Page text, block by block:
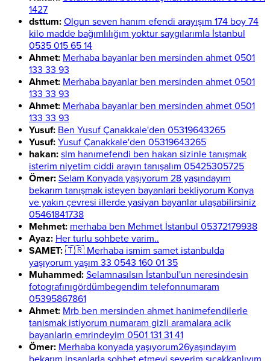
1427
dsttum: Olgun seven hanım efendi arayışım 174 boy 74
kilo madde bağımlılığım yoktur saygılarımla İstanbul
0535 015 65 14
Ahmet: Merhaba bayanlar ben mersinden ahmet 0501
133 33 93
Ahmet: Merhaba bayanlar ben mersinden ahmet 0501
133 33 93
Ahmet: Merhaba bayanlar ben mersinden ahmet 0501
133 33 93
Yusuf: Ben Yusuf Çanakkale'den 05319643265
Yusuf: Yusuf Çanakkale'den 05319643265
hakan: slm hanımefendi ben hakan sizinle tanışmak
isterim niyetim ciddi arayın tanışalım 05425305725
Ömer: Selam Konyada yaşıyorum 28 yaşındayım
bekarım tanışmak isteyen bayanlari bekliyorum Konya
ve yakın çevresi illerde yasiyan bayanlar ulaşabilirsiniz
05461841738
Mehmet: merhaba ben Mehmet İstanbul 05372179938
Ayaz: Her turlu sohbete varim..
SAMET: 🇹🇷 Merhaba ismim samet istanbulda
yaşıyorum yaşım 33 0543 160 01 35
Muhammed: Selamnasılsın İstanbul'un neresindesin
fotografınıgördümbegendim telefonnumaram
05395867861
Ahmet: Mrb ben mersinden ahmet hanimefendilerle
tanismak istiyorum numaram gizli aramalara acik
bayanlarin emrindeyim 0501 131 31 41
Ömer: Merhaba konyada yaşıyorum26yaşındayım